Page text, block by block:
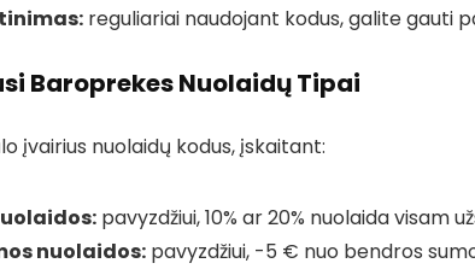
reguliariai naudojant kodus, galite gauti
Baroprekes Nuolaidų Tipai
įvairius nuolaidų kodus, įskaitant:
pavyzdžiui, 10% ar 20% nuolaida visam
nuolaidos: pavyzdžiui, -5 € nuo bendros